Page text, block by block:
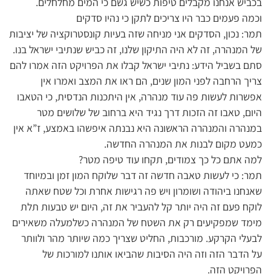
וכמה פעמים כבר היו צריכים לתקן כי נהיו סדקים
תמר: נכון, הסדקים אני מניחה שזה בעיות קונסטרוקציה של יציבות
של המנהרה, זה לא היה התיקון שלנו, זה כביש שנתיבי ישראל בנו.
סתם בשביל הידע: נתיבי ישראל קבלו את הפרויקט הזה אמרו להם
צריך הרחבה לפני המון שנים, הם ראו את המצב ואמרו אין
אפשרות לעשות פה עוד מנהרה, אין היתכנות הנדסית, כי הטאבו
היום, טאבו זה הזכות דרך נגיד היא ברחוב של שלושים מטר
במנהרה והמנהרה הראשונה היא נבנתה איפשהו באמצע, ז”א אין
כמעט מקום לבנות את המנהרה החדשה.
למה אתם כל כך צמודים, תקחו עוד טיפה מטר?
תמר: כי לעשות טאבה חדשה זה דבר שלוקח המון זמן ובמיוחד
שאנחנו ביהודה ושומרון ויש פה רגישות אחרת וכל שטח שאתה
לוקח פעם זה היה יותר קל להעביר את זה, היום יש טבעות תלת
מימד שמפקיעים רק את השטח של המנהרה כשלמעלה משאירים
לבעלי הקרקע. מורכבות, החליט שצריך כמה שיותר מהר ולוותר
על הדבר הזה וזה היה הסיבות שהביאו אותנו למורכות של
הפרויקט הזה.